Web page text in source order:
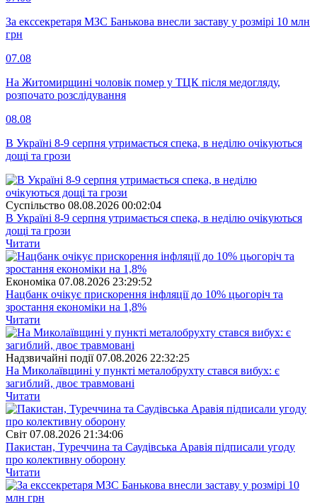
За екссекретаря МЗС Банькова внесли заставу у розмірі 10 млн
грн
07.08
На Житомирщині чоловік помер у ТЦК після медогляду,
розпочато розслідування
08.08
В Україні 8-9 серпня утримається спека, в неділю очікуються
дощі та грози
Суспiльство 08.08.2026 00:02:04
В Україні 8-9 серпня утримається спека, в неділю очікуються
дощі та грози
Читати
Економіка 07.08.2026 23:29:52
Нацбанк очікує прискорення інфляції до 10% цьогоріч та
зростання економіки на 1,8%
Читати
Надзвичайні події 07.08.2026 22:32:25
На Миколаївщині у пункті металобрухту стався вибух: є
загиблий, двоє травмовані
Читати
Свiт 07.08.2026 21:34:06
Пакистан, Туреччина та Саудівська Аравія підписали угоду
про колективну оборону
Читати